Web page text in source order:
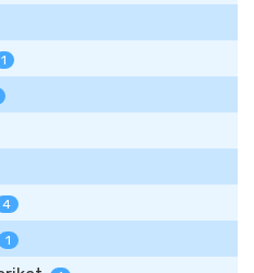
1
4
1